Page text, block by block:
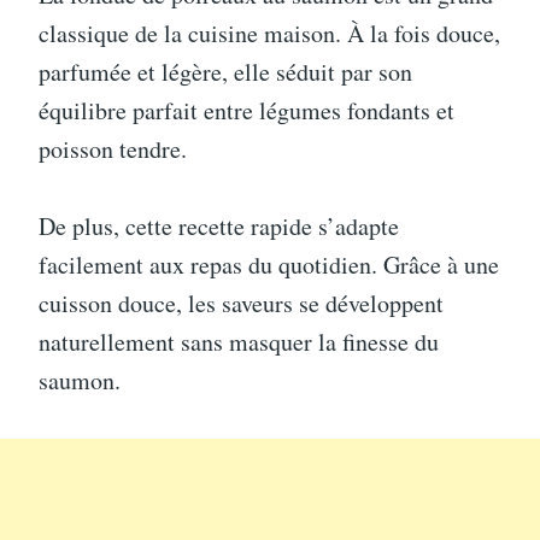
classique de la cuisine maison. À la fois douce,
parfumée et légère, elle séduit par son
équilibre parfait entre légumes fondants et
poisson tendre.
De plus, cette recette rapide s’adapte
facilement aux repas du quotidien. Grâce à une
cuisson douce, les saveurs se développent
naturellement sans masquer la finesse du
saumon.